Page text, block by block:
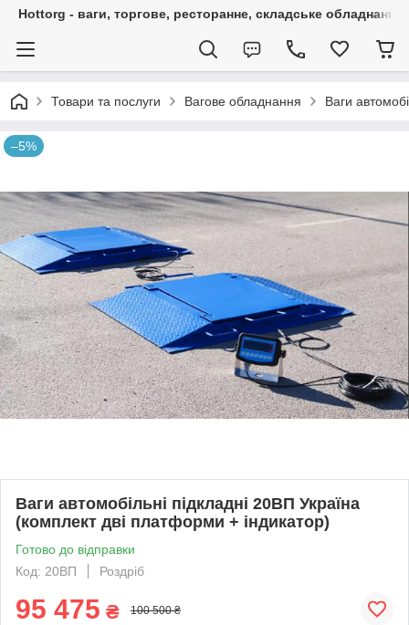
Hottorg - ваги, торгове, ресторанне, складське обладнання
Товари та послуги Вагове обладнання Ваги
–5%
Ваги автомобільні підкладні 20ВП Україна
(комплект дві платформи + індикатор)
Готово до відправки
Код: 20ВП
Роздріб
95 475 ₴ 100 500 ₴